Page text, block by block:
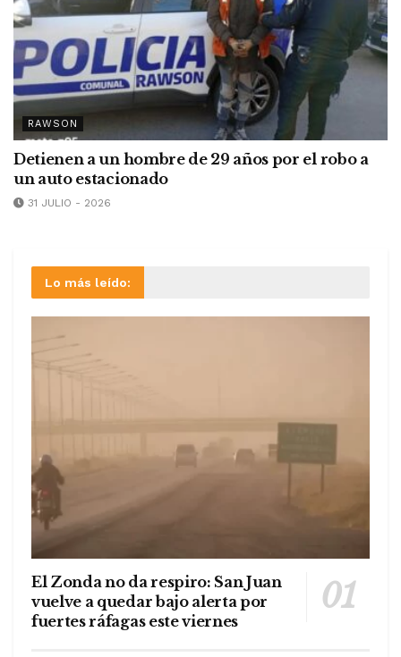
RAWSON
Detienen a un hombre de 29 años por el robo a
un auto estacionado
31 JULIO - 2026
Lo más leído:
El Zonda no da respiro: San Juan
vuelve a quedar bajo alerta por
fuertes ráfagas este viernes